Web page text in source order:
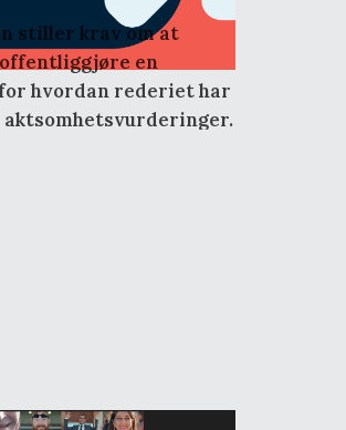
stiller krav om at
en
hvordan rederiet har